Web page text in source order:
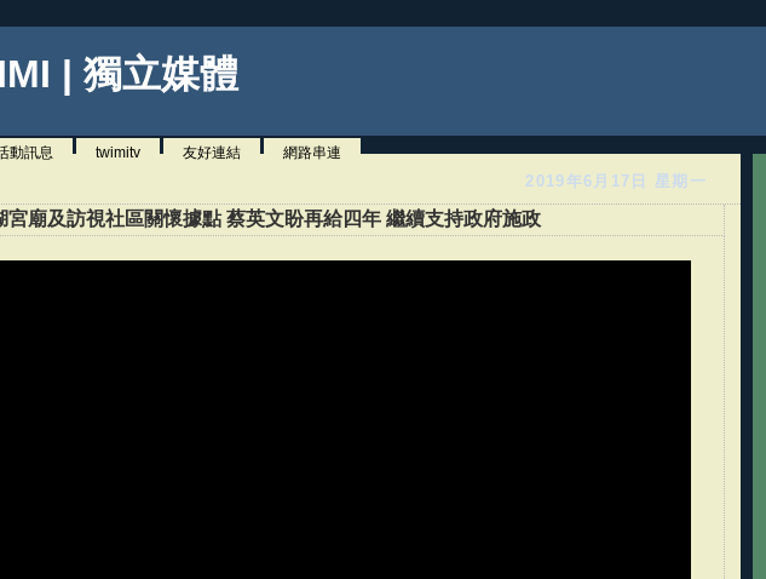
| 獨立媒體
動訊息 twimitv 友好連結 網路串連
2019年6月17日 星期一
宮廟及訪視社區關懷據點 蔡英文盼再給四年 繼續支持政府施政